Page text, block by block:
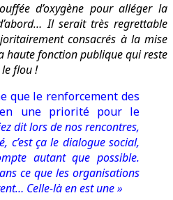
d’oxygène pour alléger la
Il serait très regrettable
consacrés à la mise
haute fonction publique qui reste
flou !
que le renforcement des
une priorité pour le
dit lors de nos rencontres,
c’est ça le dialogue social,
autant que possible.
ce que les organisations
Celle-là en est une »